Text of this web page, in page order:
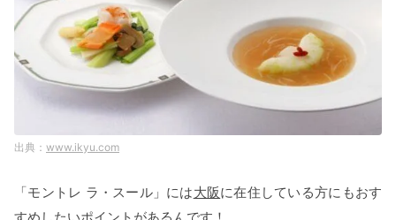
www.ikyu.com
「モントレ ラ・スール」には大阪に在住している方にもおす